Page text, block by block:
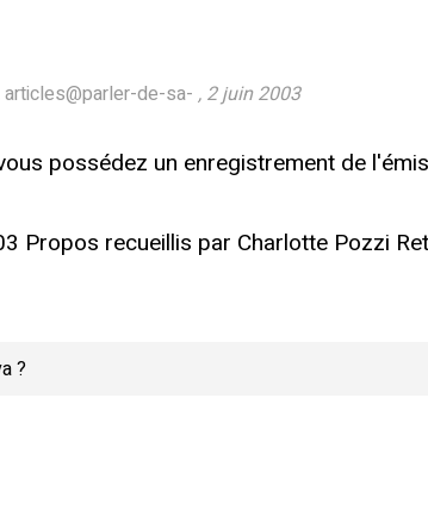
de-sa- , 2 juin 2003
possédez un enregistrement de
Propos recueillis par Charlotte Pozzi
?